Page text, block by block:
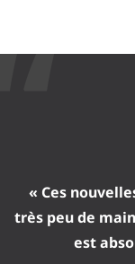
« Ces
très peu de
est